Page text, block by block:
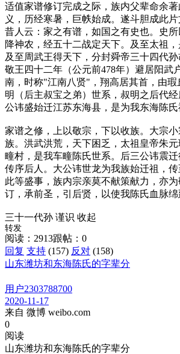
适值家谱修订完成之际，族内父辈命余
义，历经寒暑，巨帙始成。遂斗胆成此
昔人云：家之有谱，如国之有史也。史
降神农，经五十二战定天下。及至太祖
及至周武王得天下，分封舜帝三十四代
敬王四十二年（公元前478年）避居阳
南，时称"江南八贤"，翔高居其首，由
明（后主叔宝之弟）世系，叔明之后代
公讳盛始迁江苏东海县，是为我东海陈
家谱之修，上以敬宗，下以收族。大宗
族。洪武洪荒，天下困乏，太祖皇帝朱
疃村，是我车疃陈氏世系。后三公讳震
传序后人。大公讳世龙为我族始迁祖，
此等盛事，族内宗亲莫不献策献力，亦
订，承前圣，引后贤，以使我陈氏血脉绵
三十一代孙 谨识 收起
转发
阅读：2913跟帖：0
回复 支持 (157) 反对 (158)
山东潍坊和东海陈氏的字辈分
用户2303788700
2020-11-17
来自 微博 weibo.com
0
阅读
山东潍坊和东海陈氏的字辈分